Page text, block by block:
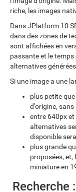
riche, les images
Dans JPlatform 10
dans des zones de
sont affichées en
passante et le
alternatives
Si une image a une
plus petite
d'origine,
entre 640px
alternatives
disponible
plus grande
proposées, et,
miniature en
Recherche